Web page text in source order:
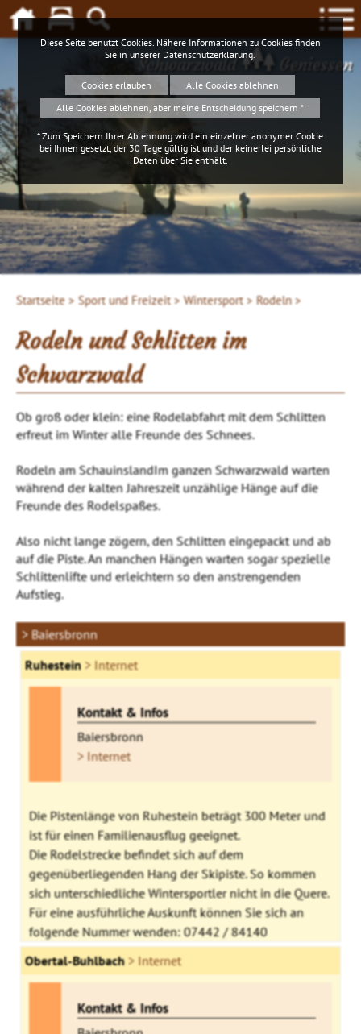
Schwarzwald Geniessen
Startseite > Sport und Freizeit > Wintersport > Rodeln >
Rodeln und Schlitten im
Schwarzwald
Ob groß oder klein: eine Rodelabfahrt mit dem Schlitten
erfreut im Winter alle Freunde des Schnees.
Rodeln am SchauinslandIm ganzen Schwarzwald warten
während der kalten Jahreszeit unzählige Hänge auf die
Freunde des Rodelspaßes.
Also nicht lange zögern, den Schlitten eingepackt und ab
auf die Piste. An manchen Hängen warten sogar spezielle
Schlittenlifte und erleichtern so den anstrengenden
Aufstieg.
> Baiersbronn
Ruhestein > Internet
Kontakt & Infos
Baiersbronn
> Internet
Die Pistenlänge von Ruhestein beträgt 300 Meter und
ist für einen Familienausflug geeignet.
Die Rodelstrecke befindet sich auf dem
gegenüberliegenden Hang der Skipiste. So kommen
sich unterschiedliche Wintersportler nicht in die Quere.
Für eine ausführliche Auskunft können Sie sich an
folgende Nummer wenden: 07442 / 84140
Obertal-Buhlbach > Internet
Kontakt & Infos
Diese Seite benutzt Cookies. Nähere Informationen zu Cookies finden
Sie in unserer Datenschutzerklärung.
Cookies erlauben
Alle Cookies ablehnen
Alle Cookies ablehnen, aber meine Entscheidung speichern *
* Zum Speichern Ihrer Ablehnung wird ein einzelner anonymer Cookie
bei Ihnen gesetzt, der 30 Tage gültig ist und der keinerlei persönliche
Daten über Sie enthält.